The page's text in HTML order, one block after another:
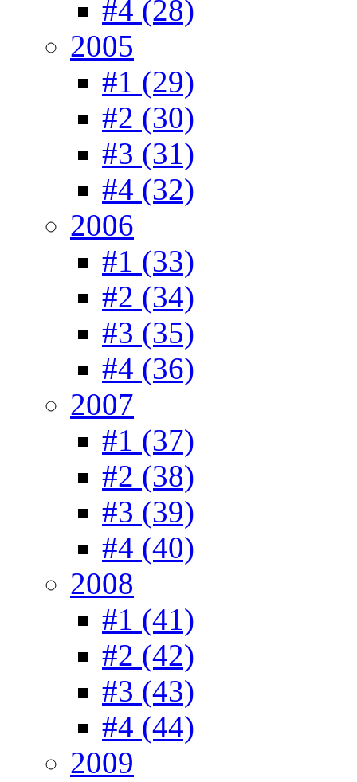
#4 (28)
2005
#1 (29)
#2 (30)
#3 (31)
#4 (32)
2006
#1 (33)
#2 (34)
#3 (35)
#4 (36)
2007
#1 (37)
#2 (38)
#3 (39)
#4 (40)
2008
#1 (41)
#2 (42)
#3 (43)
#4 (44)
2009